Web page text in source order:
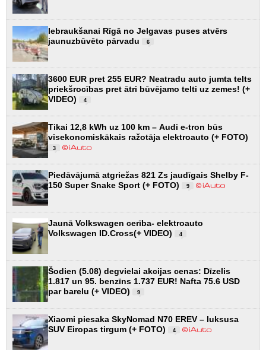
Iebraukšanai Rīgā no Jelgavas puses atvērs
jaunuzbūvēto pārvadu
6
3600 EUR pret 255 EUR? Neatradu auto jumta telts
priekšrocības pret ātri būvējamo telti uz zemes! (+
VIDEO)
4
Tikai 12,8 kWh uz 100 km – Audi e-tron būs
visekonomiskākais ražotāja elektroauto (+ FOTO)
3
Piedāvājumā atgriežas 821 Zs jaudīgais Shelby F-
150 Super Snake Sport (+ FOTO)
9
Jaunā Volkswagen cerība- elektroauto
Volkswagen ID.Cross(+ VIDEO)
4
Šodien (5.08) degvielai akcijas cenas: Dīzelis
1.817 un 95. benzīns 1.737 EUR! Nafta 75.6 USD
par barelu (+ VIDEO)
9
Xiaomi piesaka SkyNomad N70 EREV – luksusa
SUV Eiropas tirgum (+ FOTO)
4